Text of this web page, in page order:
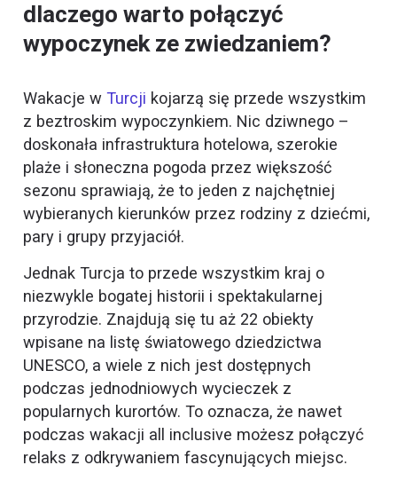
dlaczego warto połączyć
wypoczynek ze zwiedzaniem?
Wakacje wTurcji kojarzą się przede wszystkim
z beztroskim wypoczynkiem. Nic dziwnego –
doskonała infrastruktura hotelowa, szerokie
plaże i słoneczna pogoda przez większość
sezonu sprawiają, że to jeden z najchętniej
wybieranych kierunków przez rodziny z dziećmi,
pary i grupy przyjaciół.
Jednak Turcja to przede wszystkim kraj o
niezwykle bogatej historii i spektakularnej
przyrodzie. Znajdują się tu aż 22 obiekty
wpisane na listę światowego dziedzictwa
UNESCO, a wiele z nich jest dostępnych
podczas jednodniowych wycieczek z
popularnych kurortów. To oznacza, że nawet
podczas wakacji all inclusive możesz połączyć
relaks z odkrywaniem fascynujących miejsc.